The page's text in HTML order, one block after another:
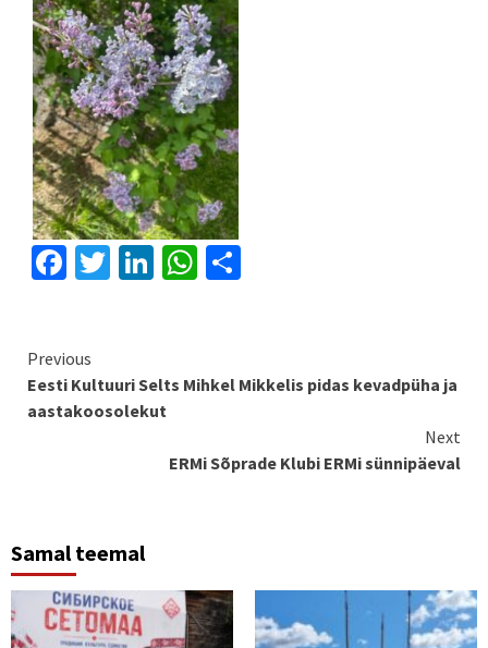
Facebook
Twitter
LinkedIn
WhatsApp
Continue
Reading
Previous
Eesti Kultuuri Selts Mihkel Mikkelis pidas kevadpüha ja
aastakoosolekut
Next
ERMi Sõprade Klubi ERMi sünnipäeval
Samal teemal